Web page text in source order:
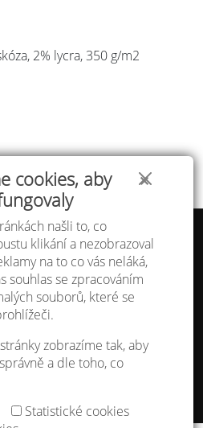
✕
cookies, aby
našli to, co
klikání a nezobrazoval
na to co vás neláká,
souhlas se zpracováním
souborů, které se
zobrazíme tak, aby
a dle toho, co
Statistické cookies
2% lycra, 350 g/m2
cookies